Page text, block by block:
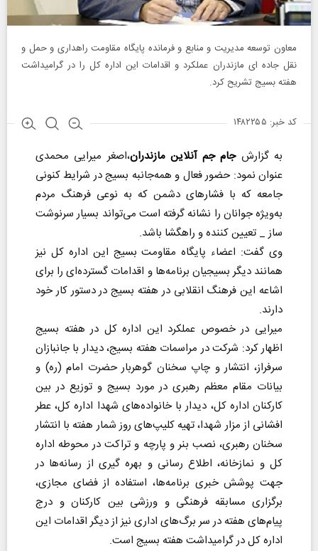
معاون توسعه مدیریت و منابع و فرمانده پایگاه مقاومت راهداری و حمل و
نقل جاده ای مازندران عملکرد و اقدامات این اداره کل را در گرامیداشت
هفته بسیج تشریح کرد.
کد خبر: ۱۴۸۲۲۵۵
به گزارش جام جم آنلاین مازندران،اصغر میرایی محمدی
عنوان نمود: حضور فعال و همه‌جانبه بسیج در شرایط کنونی
جامعه که با فشارهای دشمن که به نوعی فرهنگ مردم
به‌ویژه جوانان را نشانه گرفته است می‌تواند بسیار سرنوشت
ساز _ تعیین کننده و راهگشا باشد.
وی گفت: اعضاء پایگاه مقاومت بسیج این اداره کل نیز
همانند دیگر بسیجیان برنامه‌ها و اقدامات گسترده‌ای را برای
اشاعه این فرهنگ انقلابی در هفته بسیج در دستور کار خود
دارند.
میرایی در خصوص عملکرد این اداره کل در هفته بسیج
اظهار کرد: شرکت در مراسمات هفته بسیج، دیدار با جانبازان
سرفراز، انتشار و چاپ سخنان گوهربار حضرت امام (ره) و
بیانات مقام معظم رهبری در مورد بسیج و توزیع در بین
کارکنان اداره کل، دیدار با خانواده‌های شهدا اداره کل، عطر
افشانی از مزار شهدا، تهیه کلیپ‌های روز شمار هفته با انتشار
سخنان رهبری، نصب بنر و پارچه و تراکت در محوطه اداره
کل و نمازخانه، اطلاع رسانی و بهره گیری از رسانه‌ها در
جهت پوشش خبری برنامه‌ها، استفاده از فضای مجازی،
برگزاری مسابقه فرهنگی و ورزشی بین کارکنان و درج
پیام‌های هفته در سر برگ‌های اداری نیز از دیگر اقدامات این
اداره کل در گرامیداشت هفته بسیج است.